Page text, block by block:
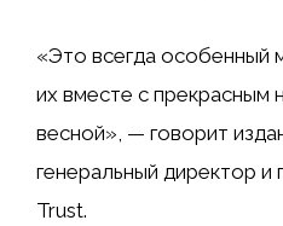
«Это всегда особенный
их вместе с прекрасным
весной», — говорит
генеральный директор и
Trust.